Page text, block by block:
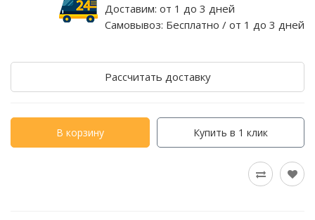
Доставим: от 1 до 3 дней
Самовывоз: Бесплатно / от 1 до 3 дней
Рассчитать доставку
В корзину Купить в 1 клик